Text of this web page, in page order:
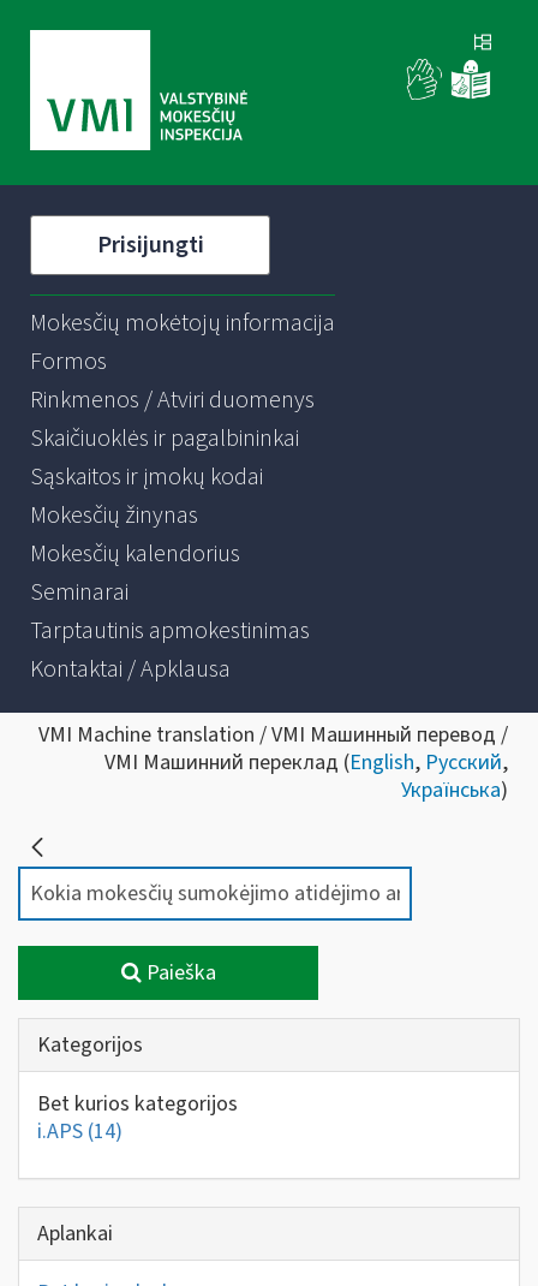
Prisijungti
Mokesčių mokėtojų informacija
Formos
Rinkmenos / Atviri duomenys
Skaičiuoklės ir pagalbininkai
Sąskaitos ir įmokų kodai
Mokesčių žinynas
Mokesčių kalendorius
Seminarai
Tarptautinis apmokestinimas
Kontaktai / Apklausa
VMI Machine translation / VMI Машинный перевод /
VMI Машинний переклад (English, Русский,
Українська)
Paieška
Kategorijos
Bet kurios kategorijos
i.APS (14)
Aplankai